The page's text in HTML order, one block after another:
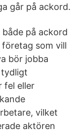
går på ackord.
på ackord
som vill
bör jobba
fel eller
vilket
aktören